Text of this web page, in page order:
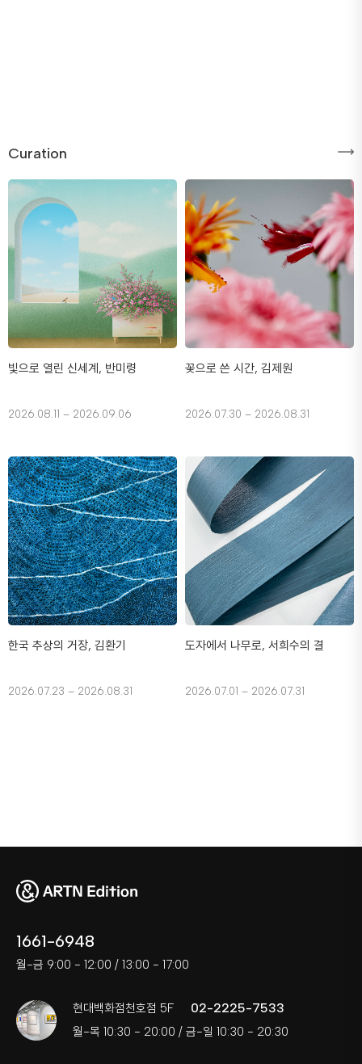
Curation
빛으로 열린 신세계, 반미령
2026.08.11 – 2026.09.06
꽃으로 쓴 시간, 김제원
2026.07.30 – 2026.08.31
한국 추상의 거장, 김환기
2026.07.23 – 2026.08.31
도자에서 나무로, 서희수의 결
2026.07.01 – 2026.07.31
1661-6948
월-금 9:00 - 12:00 / 13:00 - 17:00
현대백화점천호점 5F 02-2225-7533
월-목 10:30 - 20:00 / 금-일 10:30 - 20:30